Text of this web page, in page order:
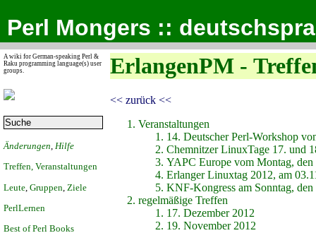
Perl Mongers ::
A wiki for German-speaking Perl &
Raku programming language(s) user
groups.
Änderungen Hilfe
Treffen, Veranstaltungen
Leute Gruppen Ziele
PerlLernen
Best of Perl Books
ErlangenPM -
<< zurück <<
Veranstaltungen
14. Deutscher Perl-Workshop
Chemnitzer LinuxTage 17. und
YAPC Europe vom Montag,
Erlanger Linuxtag 2012, am
KNF-Kongress am Sonntag,
regelmäßige Treffen
17. Dezember 2012
19. November 2012